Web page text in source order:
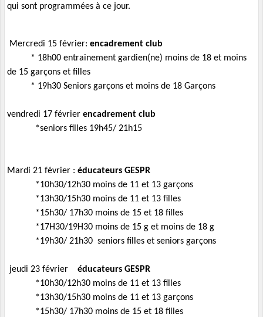
qui sont programmées à ce jour.
Mercredi 15 février: encadrement club
* 18h00 entrainement gardien(ne) moins de 18 et moins
de 15 garçons et filles
* 19h30 Seniors garçons et moins de 18 Garçons
vendredi 17 février encadrement club
*seniors filles 19h45/ 21h15
Mardi 21 février : éducateurs GESPR
*10h30/12h30 moins de 11 et 13 garçons
*13h30/15h30 moins de 11 et 13 filles
*15h30/ 17h30 moins de 15 et 18 filles
*17H30/19H30 moins de 15 g et moins de 18 g
*19h30/ 21h30 seniors filles et seniors garçons
jeudi 23 février éducateurs GESPR
*10h30/12h30 moins de 11 et 13 filles
*13h30/15h30 moins de 11 et 13 garçons
*15h30/ 17h30 moins de 15 et 18 filles